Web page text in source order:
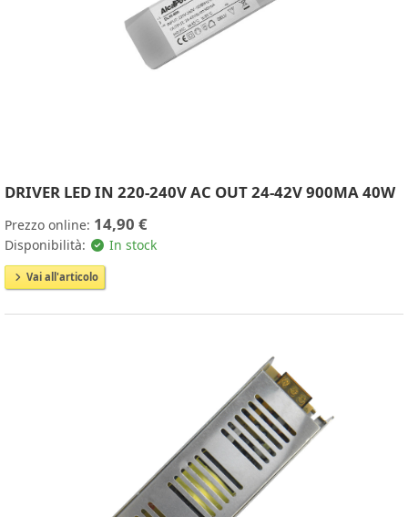
DRIVER LED IN 220-240V AC OUT 24-42V 900MA 40W
Prezzo online: 14,90 €
Disponibilità: In stock
Vai all'articolo